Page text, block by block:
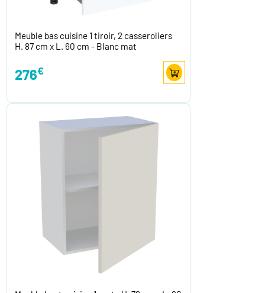
Meuble bas cuisine 1 tiroir, 2 casseroliers
H. 87 cm x L. 60 cm - Blanc mat
276€